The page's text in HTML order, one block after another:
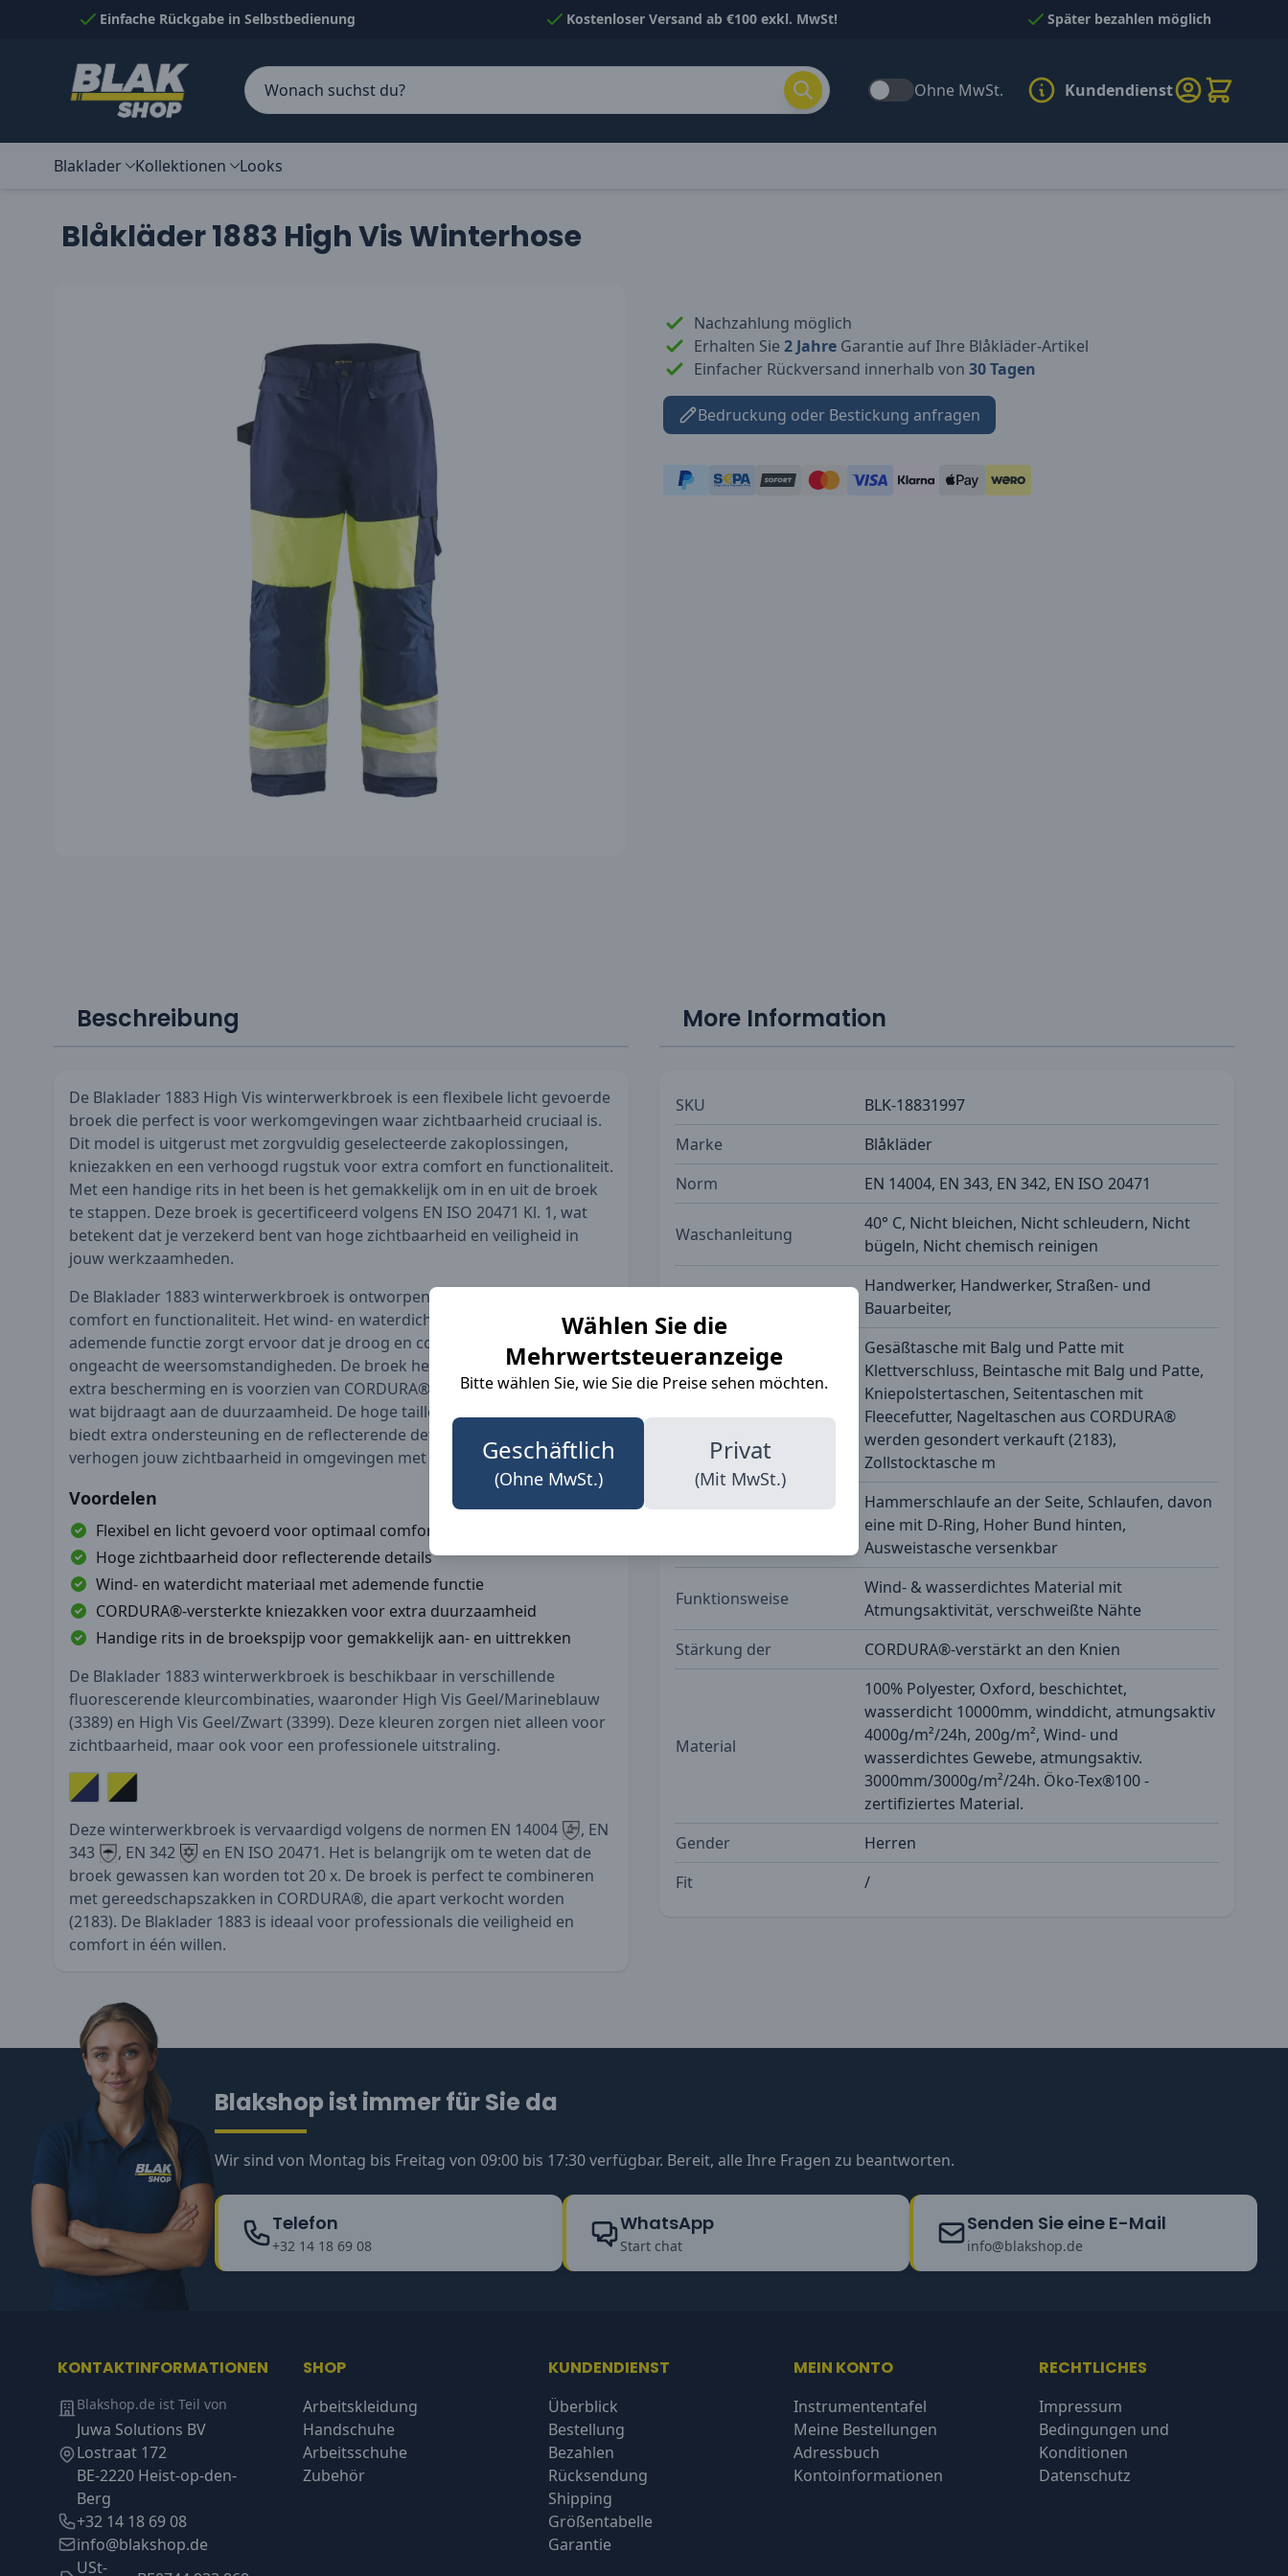
Skip to Content
Wählen Sie die
Mehrwertsteueranzeige
Bitte wählen Sie, wie Sie die Preise sehen möchten.
Geschäftlich
(Ohne MwSt.)
Privat
(Mit MwSt.)
Einfache Rückgabe in Selbstbedienung Kostenloser Versand ab €100 exkl. MwSt! Später bezahlen möglich
Ohne MwSt. Kundendienst
Blaklader Kollektionen Looks
Blåkläder 1883 High Vis Winterhose
Nachzahlung möglich
Erhalten Sie 2 Jahre Garantie auf Ihre Blåkläder-Artikel
Einfacher Rückversand innerhalb von 30 Tagen
Bedruckung oder Bestickung anfragen
Beschreibung
De Blaklader 1883 High Vis winterwerkbroek is een flexibele licht gevoerde
broek die perfect is voor werkomgevingen waar zichtbaarheid cruciaal is.
Dit model is uitgerust met zorgvuldig geselecteerde zakoplossingen,
kniezakken en een verhoogd rugstuk voor extra comfort en functionaliteit.
Met een handige rits in het been is het gemakkelijk om in en uit de broek
te stappen. Deze broek is gecertificeerd volgens EN ISO 20471 Kl. 1, wat
betekent dat je verzekerd bent van hoge zichtbaarheid en veiligheid in
jouw werkzaamheden.
De Blaklader 1883 winterwerkbroek is ontworpen met een focus op
comfort en functionaliteit. Het wind- en waterdichte materiaal met
ademende functie zorgt ervoor dat je droog en comfortabel blijft,
ongeacht de weersomstandigheden. De broek heeft getapete naden voor
extra bescherming en is voorzien van CORDURA®-versterkte kniezakken,
wat bijdraagt aan de duurzaamheid. De hoge tailleband aan de achterkant
biedt extra ondersteuning en de reflecterende details rond de benen
verhogen jouw zichtbaarheid in omgevingen met weinig licht.
Voordelen
Flexibel en licht gevoerd voor optimaal comfort
Hoge zichtbaarheid door reflecterende details
Wind- en waterdicht materiaal met ademende functie
CORDURA®-versterkte kniezakken voor extra duurzaamheid
Handige rits in de broekspijp voor gemakkelijk aan- en uittrekken
De Blaklader 1883 winterwerkbroek is beschikbaar in verschillende
fluorescerende kleurcombinaties, waaronder High Vis Geel/Marineblauw
(3389) en High Vis Geel/Zwart (3399). Deze kleuren zorgen niet alleen voor
zichtbaarheid, maar ook voor een professionele uitstraling.
Deze winterwerkbroek is vervaardigd volgens de normen EN 14004
, EN
343
, EN 342
en EN ISO 20471. Het is belangrijk om te weten dat de
broek gewassen kan worden tot 20 x. De broek is perfect te combineren
met gereedschapszakken in CORDURA®, die apart verkocht worden
(2183). De Blaklader 1883 is ideaal voor professionals die veiligheid en
comfort in één willen.
More Information
SKU
BLK-18831997
Marke
Blåkläder
Norm
EN 14004, EN 343, EN 342, EN ISO 20471
Waschanleitung
40° C, Nicht bleichen, Nicht schleudern, Nicht
bügeln, Nicht chemisch reinigen
Handwerker, Handwerker, Straßen- und
Bauarbeiter,
Gesäßtasche mit Balg und Patte mit
Klettverschluss, Beintasche mit Balg und Patte,
Kniepolstertaschen, Seitentaschen mit
Fleecefutter, Nageltaschen aus CORDURA®
werden gesondert verkauft (2183),
Zollstocktasche m
Hammerschlaufe an der Seite, Schlaufen, davon
eine mit D-Ring, Hoher Bund hinten,
Ausweistasche versenkbar
Funktionsweise
Wind- & wasserdichtes Material mit
Atmungsaktivität, verschweißte Nähte
Stärkung der
CORDURA®-verstärkt an den Knien
Material
100% Polyester, Oxford, beschichtet,
wasserdicht 10000mm, winddicht, atmungsaktiv
4000g/m²/24h, 200g/m², Wind- und
wasserdichtes Gewebe, atmungsaktiv.
3000mm/3000g/m²/24h. Öko-Tex®100 -
zertifiziertes Material.
Gender
Herren
Fit
/
Blakshop ist immer für Sie da
Wir sind von Montag bis Freitag von 09:00 bis 17:30 verfügbar. Bereit, alle Ihre Fragen zu beantworten.
Telefon
+32 14 18 69 08
WhatsApp
Start chat
Senden Sie eine E-Mail
info@blakshop.de
KONTAKTINFORMATIONEN
Blakshop.de ist Teil von
Juwa Solutions BV
Lostraat 172
BE-2220 Heist-op-den-
Berg
+32 14 18 69 08
info@blakshop.de
USt-
SHOP
Arbeitskleidung
Handschuhe
Arbeitsschuhe
Zubehör
KUNDENDIENST
Überblick
Bestellung
Bezahlen
Rücksendung
Shipping
Größentabelle
Garantie
MEIN KONTO
Instrumententafel
Meine Bestellungen
Adressbuch
Kontoinformationen
RECHTLICHES
Impressum
Bedingungen und
Konditionen
Datenschutz